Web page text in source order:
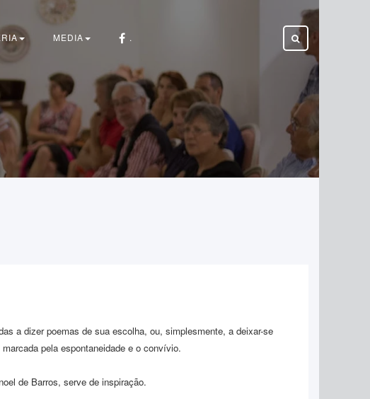
MEDIA .
a dizer poemas de sua escolha, ou, simplesmente, a deixar-se
pela espontaneidade e o convívio.
de Barros, serve de inspiração.